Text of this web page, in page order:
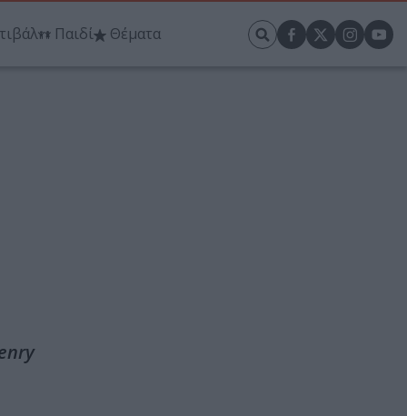
Παιδί Θέματα